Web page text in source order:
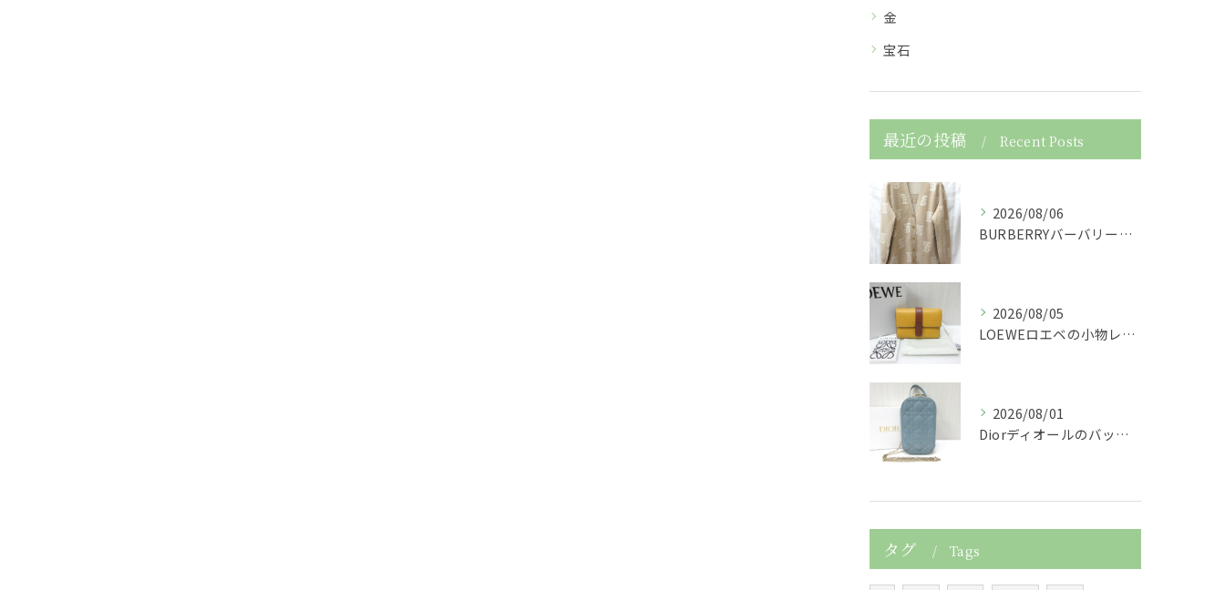
金
宝石
最近の投稿 Recent Posts
2026/08/06
BURBERRYバーバリーの服アパレルTBニットカーディガン...
2026/08/05
LOEWEロエベの小物レザースモールバーティカルウォレット財...
2026/08/01
Diorディオールのバッグレディディオールスマホケーススマホ...
タグ Tags